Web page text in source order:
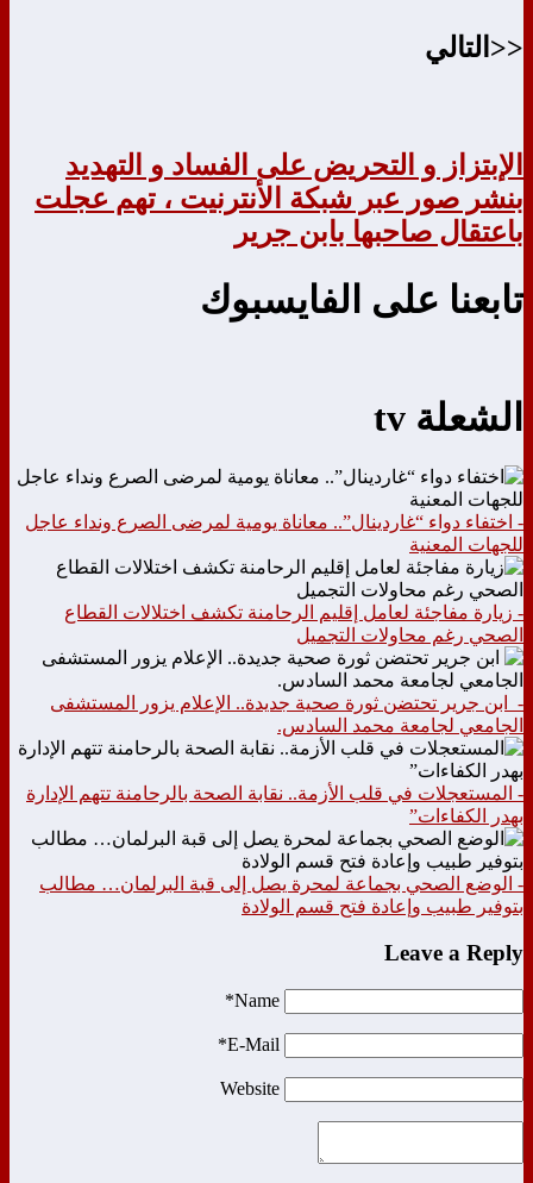
<<التالي
الإبتزاز و التحريض على الفساد و التهديد
بنشر صور عبر شبكة الأنترنيت ، تهم عجلت
باعتقال صاحبها بابن جرير
تابعنا على الفايسبوك
الشعلة tv
- اختفاء دواء “غاردينال”.. معاناة يومية لمرضى الصرع ونداء عاجل
للجهات المعنية
- زيارة مفاجئة لعامل إقليم الرحامنة تكشف اختلالات القطاع
الصحي رغم محاولات التجميل
- ابن جرير تحتضن ثورة صحية جديدة.. الإعلام يزور المستشفى
الجامعي لجامعة محمد السادس.
- المستعجلات في قلب الأزمة.. نقابة الصحة بالرحامنة تتهم الإدارة
بهدر الكفاءات”
- الوضع الصحي بجماعة لمحرة يصل إلى قبة البرلمان… مطالب
بتوفير طبيب وإعادة فتح قسم الولادة
Leave a Reply
Name*
E-Mail*
Website